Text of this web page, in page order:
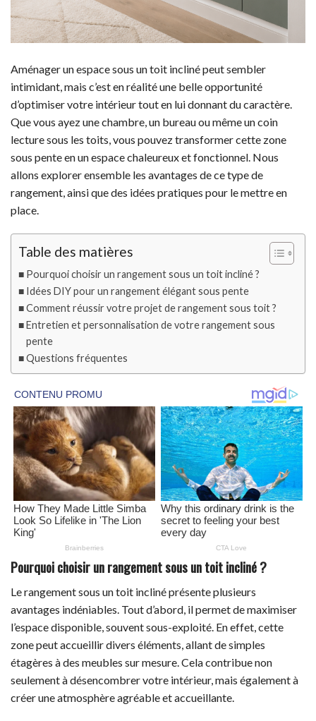
Aménager un espace sous un toit incliné peut sembler
intimidant, mais c’est en réalité une belle opportunité
d’optimiser votre intérieur tout en lui donnant du caractère.
Que vous ayez une chambre, un bureau ou même un coin
lecture sous les toits, vous pouvez transformer cette zone
sous pente en un espace chaleureux et fonctionnel. Nous
allons explorer ensemble les avantages de ce type de
rangement, ainsi que des idées pratiques pour le mettre en
place.
Table des matières
Pourquoi choisir un rangement sous un toit incliné ?
Idées DIY pour un rangement élégant sous pente
Comment réussir votre projet de rangement sous toit ?
Entretien et personnalisation de votre rangement sous
pente
Questions fréquentes
Pourquoi choisir un rangement sous un toit incliné ?
Le rangement sous un toit incliné présente plusieurs
avantages indéniables. Tout d’abord, il permet de maximiser
l’espace disponible, souvent sous-exploité. En effet, cette
zone peut accueillir divers éléments, allant de simples
étagères à des meubles sur mesure. Cela contribue non
seulement à désencombrer votre intérieur, mais également à
créer une atmosphère agréable et accueillante.